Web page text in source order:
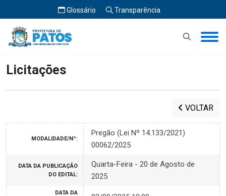
Glossário Transparência
Início Licitações
Licitações
VOLTAR
MODALIDADE/Nº:
Pregão (Lei Nº 14.133/2021)
00062/2025
DATA DA PUBLICAÇÃO
DO EDITAL:
Quarta-Feira - 20 de Agosto de
2025
DATA DA